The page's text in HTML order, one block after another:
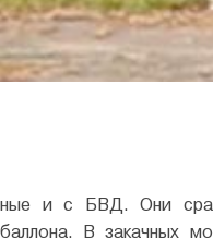
и с БВД. Они
В закачных